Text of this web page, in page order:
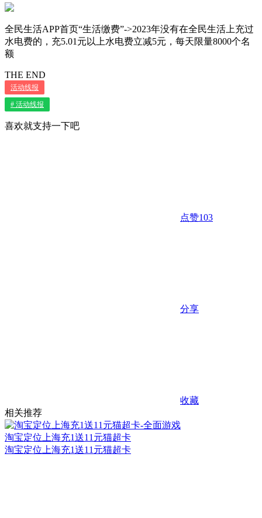
全民生活APP首页“生活缴费”->2023年没有在全民生活上充过
水电费的，充5.01元以上水电费立减5元，每天限量8000个名
额
THE END
活动线报
# 活动线报
喜欢就支持一下吧
点赞103
分享
收藏
相关推荐
淘宝定位上海充1送11元猫超卡
淘宝定位上海充1送11元猫超卡